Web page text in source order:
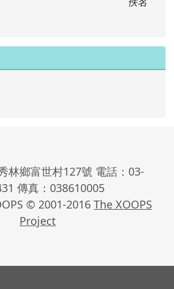
林鄉富世村127號 電話：03-
傳真：038610005
© 2001-2016 The XOOPS
Project